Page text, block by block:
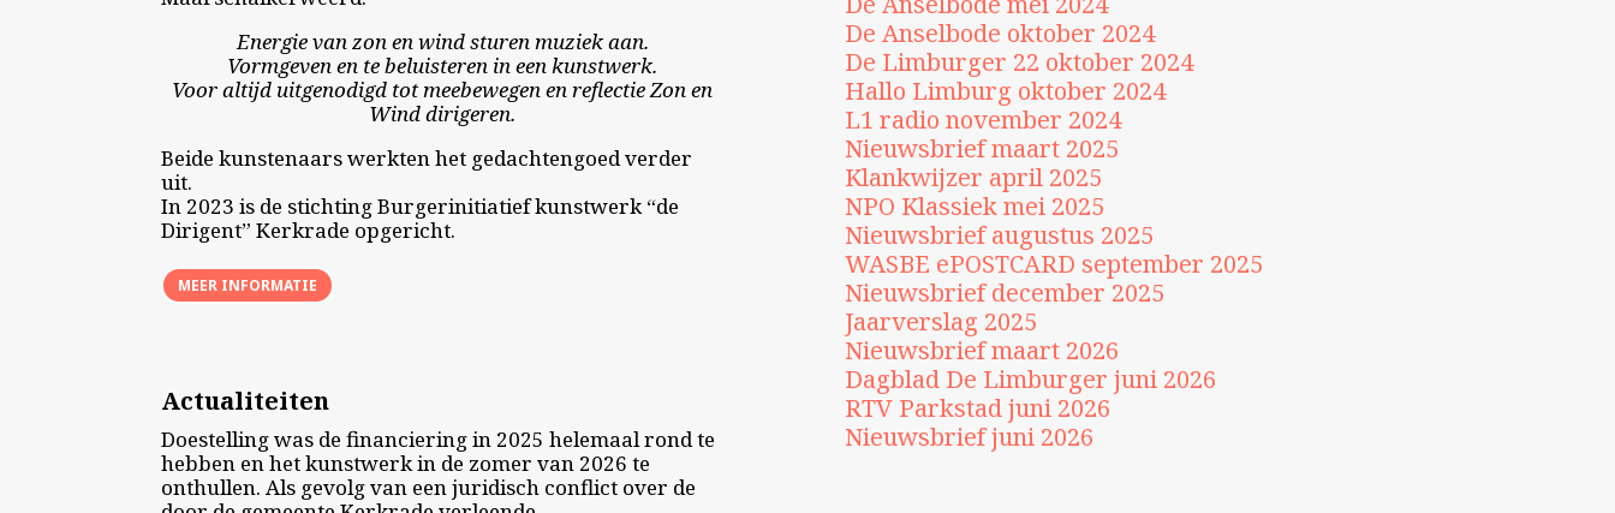
Energie van zon en wind sturen muziek aan.
Vormgeven en te beluisteren in een kunstwerk.
Voor altijd uitgenodigd tot meebewegen en reflectie Zon en
Wind dirigeren.
Beide kunstenaars werkten het gedachtengoed verder
uit.
In 2023 is de stichting Burgerinitiatief kunstwerk “de
Dirigent” Kerkrade opgericht.
MEER INFORMATIE
Actualiteiten
Doestelling was de financiering in 2025 helemaal rond te
hebben en het kunstwerk in de zomer van 2026 te
onthullen. Als gevolg van een juridisch conflict over de
De Anselbode oktober 2024
De Limburger 22 oktober 2024
Hallo Limburg oktober 2024
L1 radio november 2024
Nieuwsbrief maart 2025
Klankwijzer april 2025
NPO Klassiek mei 2025
Nieuwsbrief augustus 2025
WASBE ePOSTCARD september 2025
Nieuwsbrief december 2025
Jaarverslag 2025
Nieuwsbrief maart 2026
Dagblad De Limburger juni 2026
RTV Parkstad juni 2026
Nieuwsbrief juni 2026